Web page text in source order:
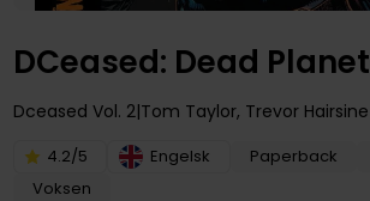
DCeased: Dead Planet
Dceased Vol. 2 Tom Taylor, Trevor Hairsine
4.2/5 Engelsk Paperback
Voksen